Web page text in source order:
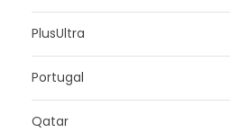
PlusUltra
Portugal
Qatar